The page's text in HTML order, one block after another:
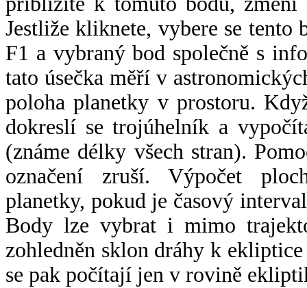
Jestliže kliknete, vybere se tento
F1 a vybraný bod společně s
tato úsečka měří v
poloha planetky v prostoru.
dokreslí se trojúhelník a
(známe délky všech stran).
označení zruší. Výpočet
planetky, pokud je časový
Body lze vybrat i mimo
zohledněn sklon dráhy k
se pak počítají jen v rovině